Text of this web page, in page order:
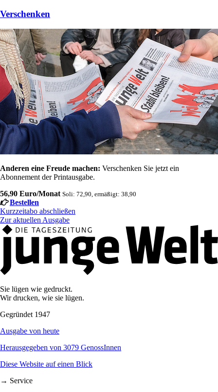
Verschenken
Anderen eine Freude machen: Verschenken Sie jetzt ein
Abonnement der Printausgabe.
56,90 Euro/Monat Soli: 72,90, ermäßigt: 38,90
Bestellen
Kurzzeitabo abschließen
Zur aktuellen Ausgabe
Sie lügen wie gedruckt.
Wir drucken, wie sie lügen.
Gegründet 1947
Ausgabe von heute
Herausgegeben von 3079 GenossInnen
Diese Website auf einen Blick
→ Service